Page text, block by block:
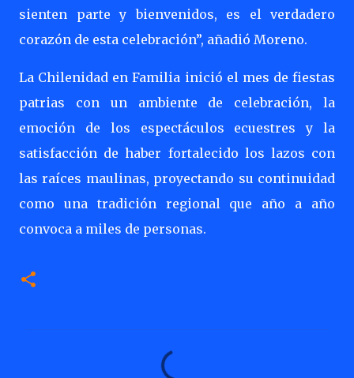
sienten parte y bienvenidos, es el verdadero
corazón de esta celebración”, añadió Moreno.
La Chilenidad en Familia inició el mes de fiestas
patrias con un ambiente de celebración, la
emoción de los espectáculos ecuestres y la
satisfacción de haber fortalecido los lazos con
las raíces maulinas, proyectando su continuidad
como una tradición regional que año a año
convoca a miles de personas.